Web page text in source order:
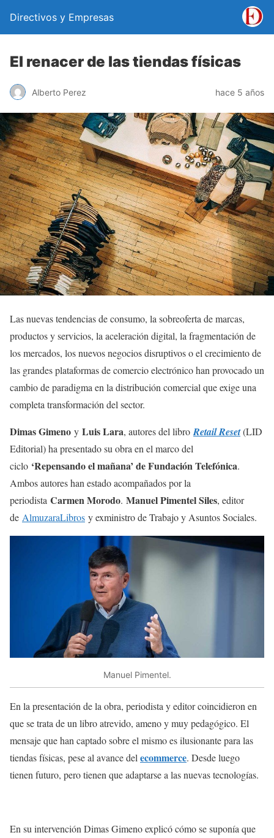
Directivos y Empresas
El renacer de las tiendas físicas
Alberto Perez hace 5 años
Las nuevas tendencias de consumo, la sobreoferta de marcas,
productos y servicios, la aceleración digital, la fragmentación de
los mercados, los nuevos negocios disruptivos o el crecimiento de
las grandes plataformas de comercio electrónico han provocado un
cambio de paradigma en la distribución comercial que exige una
completa transformación del sector.
Dimas Gimeno y Luis Lara, autores del libro Retail Reset(LID
Editorial) ha presentado su obra en el marco del
ciclo ‘Repensando el mañana’ de Fundación Telefónica.
Ambos autores han estado acompañados por la
periodista Carmen Morodo. Manuel Pimentel Siles, editor
de AlmuzaraLibros y exministro de Trabajo y Asuntos Sociales.
Manuel Pimentel.
En la presentación de la obra, periodista y editor coincidieron en
que se trata de un libro atrevido, ameno y muy pedagógico. El
mensaje que han captado sobre el mismo es ilusionante para las
tiendas físicas, pese al avance delecommerce. Desde luego
tienen futuro, pero tienen que adaptarse a las nuevas tecnologías.
En su intervención Dimas Gimeno explicó cómo se suponía que